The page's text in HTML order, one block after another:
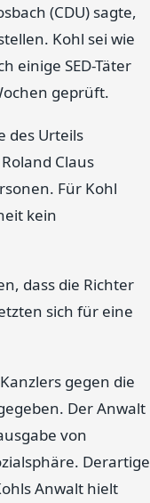
(CDU) sagte,
Kohl sei wie
einige SED-Täter
geprüft.
des Urteils
Claus
Für Kohl
kein
dass die Richter
sich für eine
gegen die
Der Anwalt
von
Derartige
Anwalt hielt